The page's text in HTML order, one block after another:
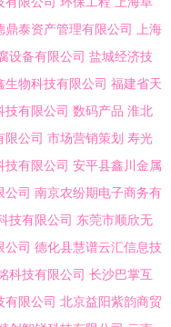
鼎泰资产管理有限公司
上海
设备有限公司 盐城经济技
生物科技有限公司 福建省天
技有限公司 数码产品 淮北
限公司 市场营销策划 寿光
技有限公司 安平县鑫川金属
公司 南京农纷期电子商务有
技有限公司 东莞市顺欣无
公司 德化县慧谱云汇信息技
科技有限公司 长沙巴掌互
有限公司 北京益阳紫韵商贸